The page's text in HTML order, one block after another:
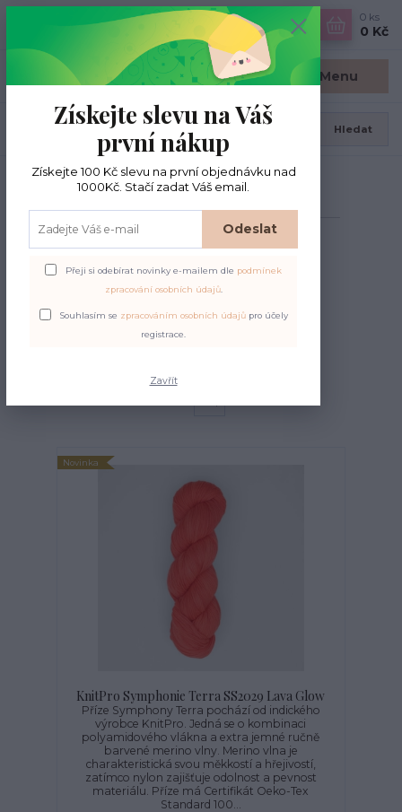
Menu
CZK
Hledat
0 ks
0 Kč
Úvod KnitPro
KnitPro
Upřesnit parametry
Zobrazuji 1-2 z 2
Novinka
KnitPro Symphonie Terra SS2029 Lava Glow
Příze Symphony Terra pochází od indického
výrobce KnitPro. Jedná se o kombinaci
polyamidového vlákna a extra jemné ručně
barvené merino vlny. Merino vlna je
charakteristická svou měkkostí a hřejivostí,
zatímco nylon zajišťuje odolnost a pevnost
materiálu. Příze má Certifikát Oeko-Tex
Standard 100...
Získejte slevu na Váš
první nákup
Získejte 100 Kč slevu na první objednávku nad
1000Kč. Stačí zadat Váš email.
Odeslat
Přeji si odebírat novinky e-mailem dle podmínek
zpracování osobních údajů.
Souhlasím se zpracováním osobních údajůpro účely
registrace.
Zavřít